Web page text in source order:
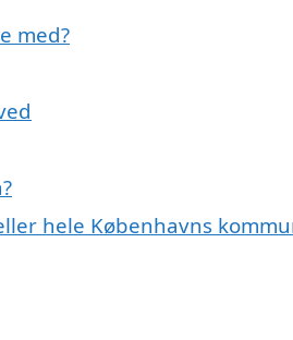
med?
hele Københavns